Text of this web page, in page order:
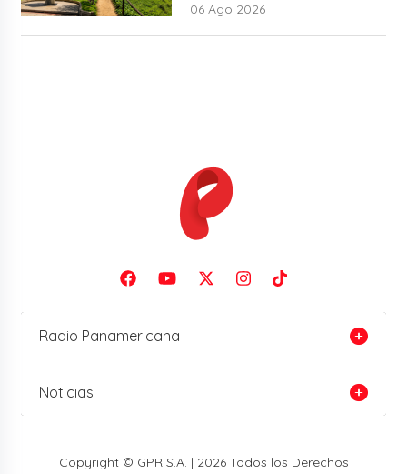
06 Ago 2026
Radio Panamericana
Noticias
Copyright © GPR S.A. | 2026 Todos los Derechos